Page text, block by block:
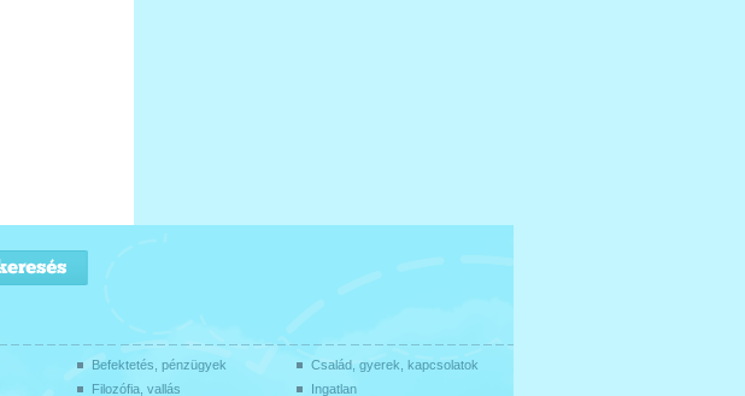
Befektetés, pénzügyek
Család, gyerek, kapcsolatok
Filozófia, vallás Ingatlan